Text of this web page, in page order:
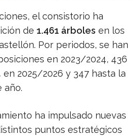
el consistorio ha
de 1.461 árboles en los
Por periodos, se han
en 2023/2024, 436
en 2025/2026 y 347 hasta la
año.
ha impulsado nuevas
puntos estratégicos